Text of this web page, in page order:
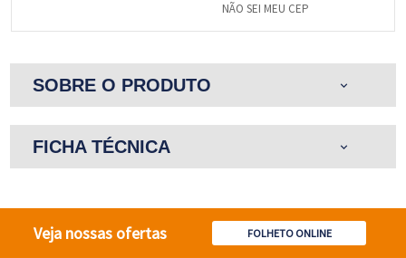
NÃO SEI MEU CEP
SOBRE O PRODUTO expand_more
FICHA TÉCNICA expand_more
Veja nossas ofertas FOLHETO ONLINE